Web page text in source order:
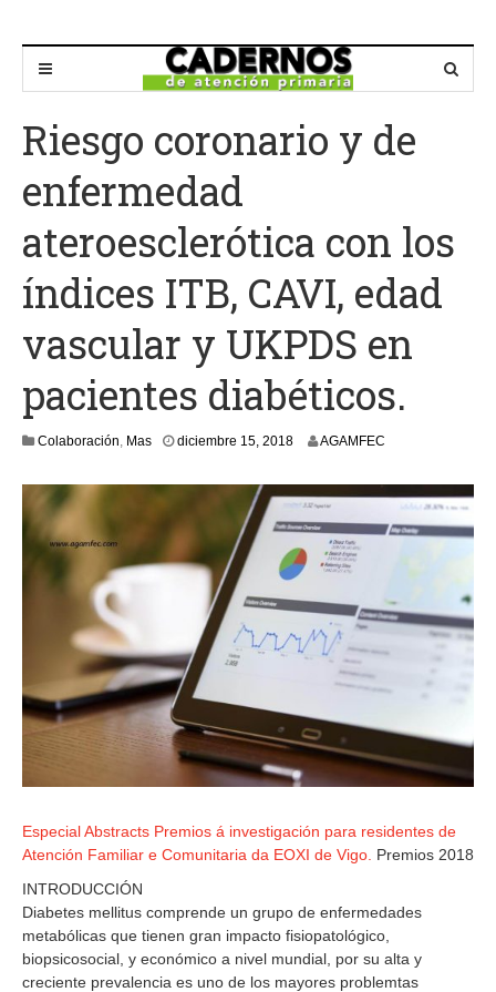
Riesgo coronario y de
enfermedad
ateroesclerótica con los
índices ITB, CAVI, edad
vascular y UKPDS en
pacientes diabéticos.
Colaboración, Mas diciembre 15, 2018 AGAMFEC
Especial Abstracts Premios á investigación para residentes de
Atención Familiar e Comunitaria da EOXI de Vigo. Premios 2018
INTRODUCCIÓN
Diabetes mellitus comprende un grupo de enfermedades
metabólicas que tienen gran impacto fisiopatológico,
biopsicosocial, y económico a nivel mundial, por su alta y
creciente prevalencia es uno de los mayores problemtas